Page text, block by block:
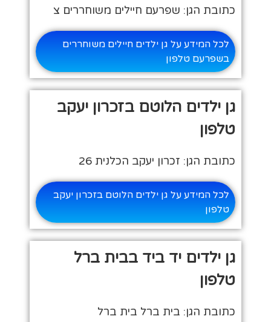
כתובת הגן: שפרעם חיילים משוחררים צ
לכל המידע על גן ילדים חיילים משוחררים
בשפרעם טלפון
גן ילדים הלוטם בזכרון יעקב
טלפון
כתובת הגן: זכרון יעקב הכלנית 26
לכל המידע על גן ילדים הלוטם בזכרון יעקב
טלפון
גן ילדים יד ביד בבית ברל
טלפון
כתובת הגן: בית ברל בית ברל